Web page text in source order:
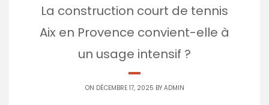
La construction court de tennis
Aix en Provence convient-elle à
un usage intensif ?
ON DÉCEMBRE 17, 2025 BY ADMIN